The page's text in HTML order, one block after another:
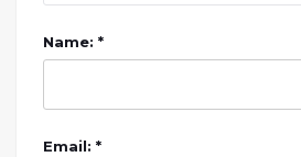
Name: *
Email: *